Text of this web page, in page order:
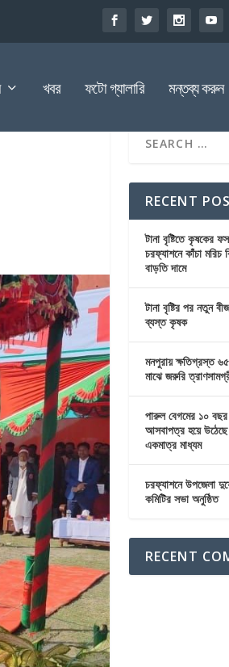
খবর ফটো গ্যালারি মন্তব্য করুন
RECENT
টানা বৃষ্টিতে কৃষকের
চরফ্যাশনে কাঁচা মরিচ
বাড়তি দামে
টানা বৃষ্টির পর নতুন
ব্যস্ত কৃষক
মনপুরায় ক্ষতিগ্রস্ত
মাঝে জরুরি
পারুল বেগমের ১০ বছর
আসবাপত্র হয়ে উঠেছে
একমাত্র মাধ্যম
চরফ্যাশনে উপজেলা
কমিটির সভা অনুষ্ঠিত
RECENT